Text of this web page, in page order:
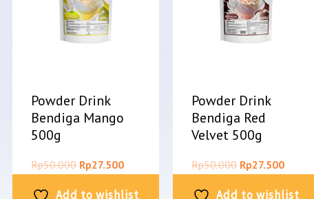
Powder Drink
Bendiga Mango
500g
Rp50.000 Rp27.500
Add to wishlist
Powder Drink
Bendiga Red
Velvet 500g
Rp50.000 Rp27.500
Add to wishlist